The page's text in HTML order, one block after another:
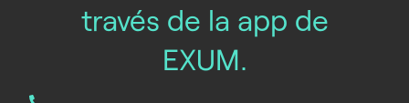
través de la app de
EXUM.